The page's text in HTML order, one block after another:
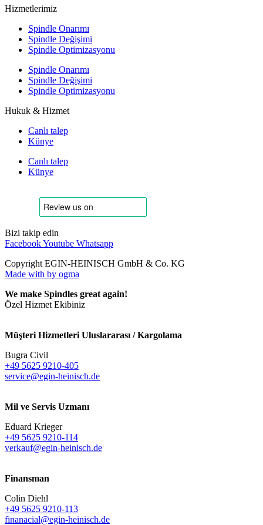
Hizmetlerimiz
Spindle Onarımı
Spindle Değişimi
Spindle Optimizasyonu
Spindle Onarımı
Spindle Değişimi
Spindle Optimizasyonu
Hukuk & Hizmet
Canlı talep
Künye
Canlı talep
Künye
Bizi takip edin
FacebookYoutube Whatsapp
Copyright EGIN-HEINISCH GmbH & Co. KG
Made with by ogma
We make Spindles great again!
Özel Hizmet Ekibiniz
Müşteri Hizmetleri Uluslararası / Kargolama
Bugra Civil
+49 5625 9210-405
service@egin-heinisch.de
Mil ve Servis Uzmanı
Eduard Krieger
+49 5625 9210-114
verkauf@egin-heinisch.de
Finansman
Colin Diehl
+49 5625 9210-113
finanacial@egin-heinisch.de